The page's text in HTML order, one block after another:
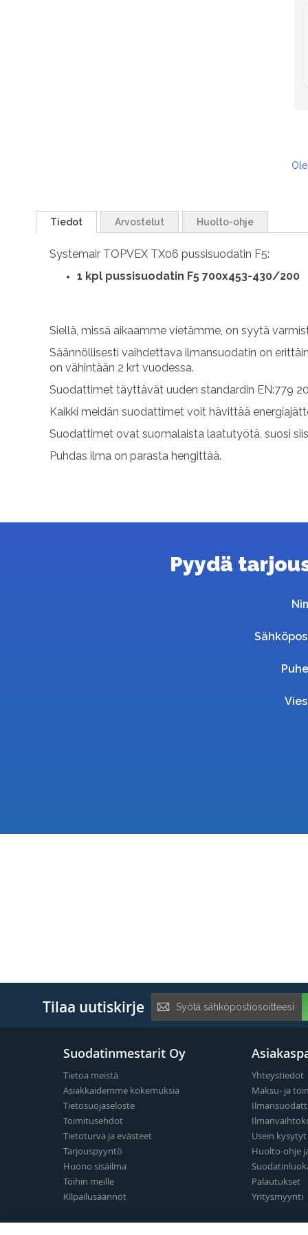
Tiedot
Systemair TOPVEX TX06 pussisuodatin F5:
1 kpl pussisuodatin F5 700x453-430/200
Siellä, missä aikaamme vietämme, on syytä
Säännöllisesti vaihdettava ilmansuodatin on
on vähintään 2 krt vuodessa.
Suodattimet täyttävät uuden standardin EN:779
Kaikki meidän suodattimet voit hävittää
Suodattimet ovat suomalaista laatutyötä, suosi
Puhdas ilma on parasta hengittää.
Arvostelut Huolto-ohje
Pyydä
Tilaa uutiskirje
uutiskirje:
Suodatinmestarit Oy
Tietoa meistä
Asiakkaidemme kokemuksia
Tietosuojaseloste
Toimitusehdot
Tietoturva ja evästeet
Tarjouspyyntö
Huono sisäilma
Töihin meille
Kilpailusäännöt
Yhteystiedot
Maksu- ja
Usein
Huolto-ohje
Palautukset
Yritysmyynti